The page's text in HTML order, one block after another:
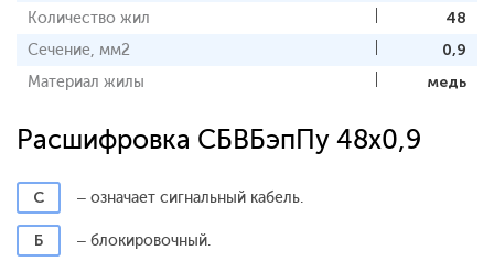
Количество жил
48
Сечение, мм2
0,9
Материал жилы
медь
Расшифровка СБВБэпПу 48х0,9
С – означает сигнальный кабель.
Б – блокировочный.